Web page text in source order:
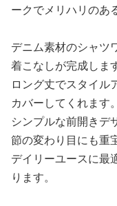
ークでメリハリのあ
デニム素材のシャツ
着こなしが完成します
ロング丈でスタイル
カバーしてくれます。
シンプルな前開きデ
節の変わり目にも重
デイリーユースに最
ります。